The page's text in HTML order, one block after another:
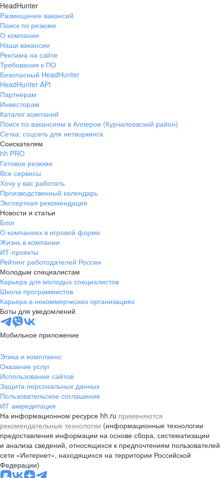
HeadHunter
Размещение вакансий
Поиск по резюме
О компании
Наши вакансии
Реклама на сайте
Требования к ПО
Безопасный HeadHunter
HeadHunter API
Партнерам
Инвесторам
Каталог компаний
Поиск по вакансиям в Аллерое (Курчалоевский район)
Сетка: соцсеть для нетворкинга
Соискателям
hh PRO
Готовое резюме
Все сервисы
Хочу у вас работать
Производственный календарь
Экспертная рекомендация
Новости и статьи
Блог
О компаниях в игровой форме
Жизнь в компании
ИТ-проекты
Рейтинг работодателей России
Молодым специалистам
Карьера для молодых специалистов
Школа программистов
Карьера в некоммерческих организациях
Боты для уведомлений
Мобильное приложение
Этика и комплаенс
Оказание услуг
Использование сайтов
Защита персональных данных
Пользовательское соглашение
ИТ аккредитация
На информационном ресурсе hh.ru применяются
рекомендательные технологии (информационные технологии
предоставления информации на основе сбора, систематизации
и анализа сведений, относящихся к предпочтениям пользователей
сети «Интернет», находящихся на территории Российской
Федерации)